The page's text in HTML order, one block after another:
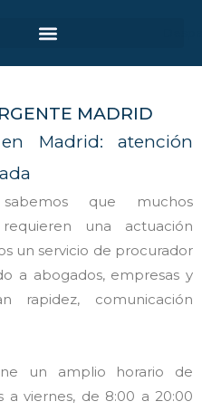
MADRID
Madrid: atención
que muchos
una actuación
un servicio de procurador
a abogados, empresas y
rapidez, comunicación
un amplio horario de
viernes, de 8:00 a 20:00